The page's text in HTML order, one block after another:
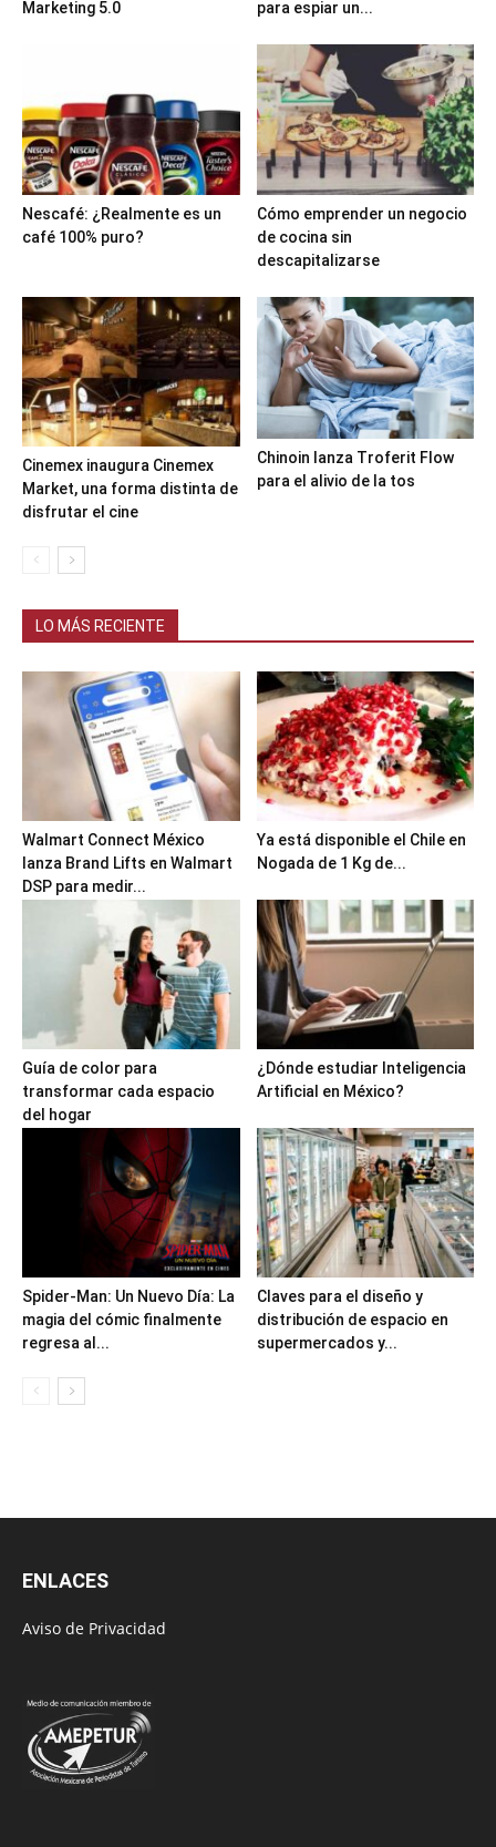
Marketing 5.0 para espiar un...
Nescafé: ¿Realmente es un
café 100% puro?
Cómo emprender un negocio
de cocina sin
descapitalizarse
Cinemex inaugura Cinemex
Market, una forma distinta de
disfrutar el cine
Chinoin lanza Troferit Flow
para el alivio de la tos
LO MÁS RECIENTE
Walmart Connect México
lanza Brand Lifts en Walmart
DSP para medir...
Ya está disponible el Chile en
Nogada de 1 Kg de...
Guía de color para
transformar cada espacio
del hogar
¿Dónde estudiar Inteligencia
Artificial en México?
Spider-Man: Un Nuevo Día: La
magia del cómic finalmente
regresa al...
Claves para el diseño y
distribución de espacio en
supermercados y...
ENLACES
Aviso de Privacidad